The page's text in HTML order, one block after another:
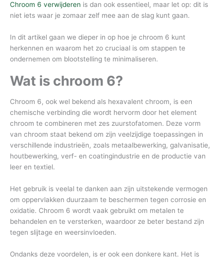
Chroom 6 verwijderen is dan ook essentieel, maar let op: dit is
niet iets waar je zomaar zelf mee aan de slag kunt gaan.
In dit artikel gaan we dieper in op hoe je chroom 6 kunt
herkennen en waarom het zo cruciaal is om stappen te
ondernemen om blootstelling te minimaliseren.
Wat is chroom 6?
Chroom 6, ook wel bekend als hexavalent chroom, is een
chemische verbinding die wordt hervorm door het element
chroom te combineren met zes zuurstofatomen. Deze vorm
van chroom staat bekend om zijn veelzijdige toepassingen in
verschillende industrieën, zoals metaalbewerking, galvanisatie,
houtbewerking, verf- en coatingindustrie en de productie van
leer en textiel.
Het gebruik is veelal te danken aan zijn uitstekende vermogen
om oppervlakken duurzaam te beschermen tegen corrosie en
oxidatie. Chroom 6 wordt vaak gebruikt om metalen te
behandelen en te versterken, waardoor ze beter bestand zijn
tegen slijtage en weersinvloeden.
Ondanks deze voordelen, is er ook een donkere kant. Het is